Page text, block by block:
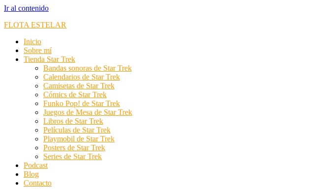
Ir al contenido
FLOTA ESTELAR
Inicio
Sobre mí
Tienda Star Trek
Bandas sonoras de Star Trek
Calendarios de Star Trek
Camisetas de Star Trek
Cómics de Star Trek
Funko Pop! de Star Trek
Juegos de Mesa de Star Trek
Libros de Star Trek
Películas de Star Trek
Playmobil de Star Trek
Posters de Star Trek
Series de Star Trek
Podcast
Blog
Contacto